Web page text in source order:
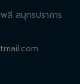
ลี สมุทรปราการ